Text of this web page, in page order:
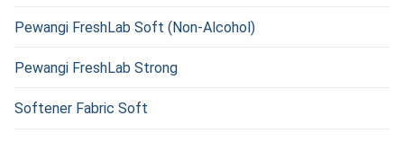
Pewangi FreshLab Soft (Non-Alcohol)
Pewangi FreshLab Strong
Softener Fabric Soft